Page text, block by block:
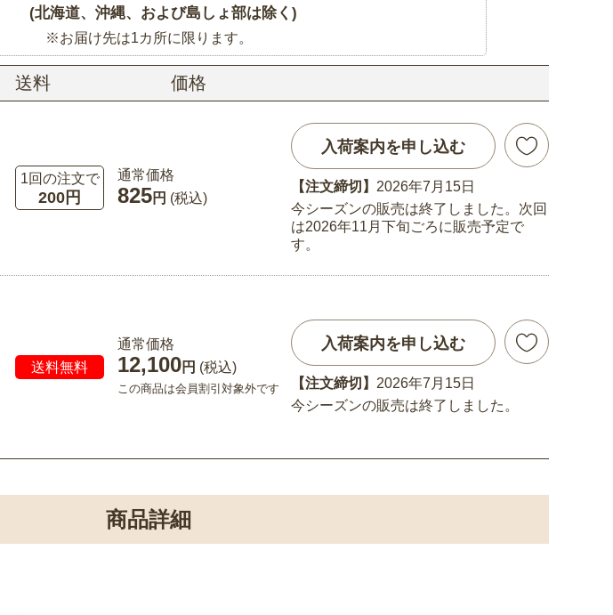
(北海道、沖縄、および島しょ部は除く)
※お届け先は1カ所に限ります。
送料 価格
1回の注文で
200円
通常価格
825円 (税込)
入荷案内を申し込む
【注文締切】 2026年7月15日
今シーズンの販売は終了しました。次回
は2026年11月下旬ごろに販売予定で
す。
送料無料
通常価格
12,100円 (税込)
この商品は会員割引対象外です
入荷案内を申し込む
【注文締切】 2026年7月15日
今シーズンの販売は終了しました。
商品詳細